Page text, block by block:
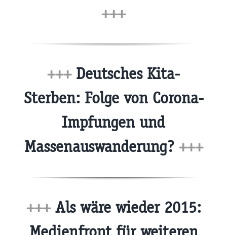
+++
+++Deutsches Kita-
Sterben: Folge von Corona-
Impfungen und
Massenauswanderung? +++
+++Als wäre wieder 2015: